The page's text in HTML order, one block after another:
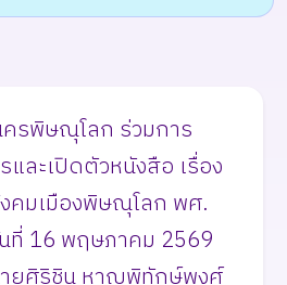
รพิษณุโลก ร่วมการ
และเปิดตัวหนังสือ เรื่อง
คมเมืองพิษณุโลก พศ.
ที่ 16 พฤษภาคม 2569